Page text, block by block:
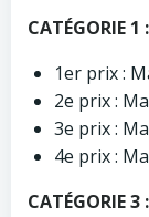
CATÉGORIE
1er prix :
2e prix :
3e prix :
4e prix :
CATÉGORIE